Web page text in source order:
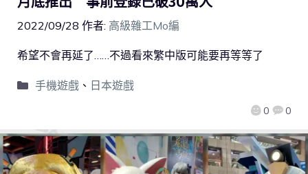
2022/09/28 作者: 高級雜工Mo編
0 0
希望不會再延了……不過看來繁中版可能要再等等了
手機遊戲、 日本遊戲